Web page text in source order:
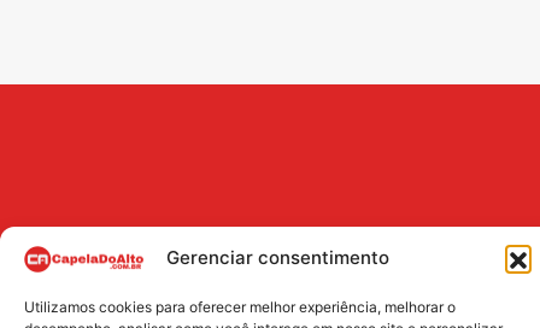
Gerenciar consentimento
Utilizamos cookies para oferecer melhor experiência, melhorar o
BUSCA